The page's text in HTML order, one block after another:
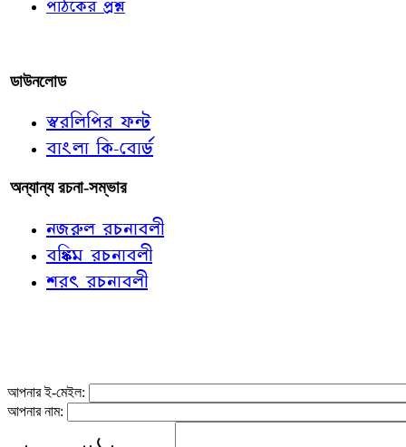
পাঠকের প্রশ্ন
ডাউনলোড
স্বরলিপির ফন্ট
বাংলা কি-বোর্ড
অন্যান্য রচনা-সম্ভার
নজরুল রচনাবলী
বঙ্কিম রচনাবলী
শরৎ রচনাবলী
আপনার ই-মেইল:
আপনার নাম: